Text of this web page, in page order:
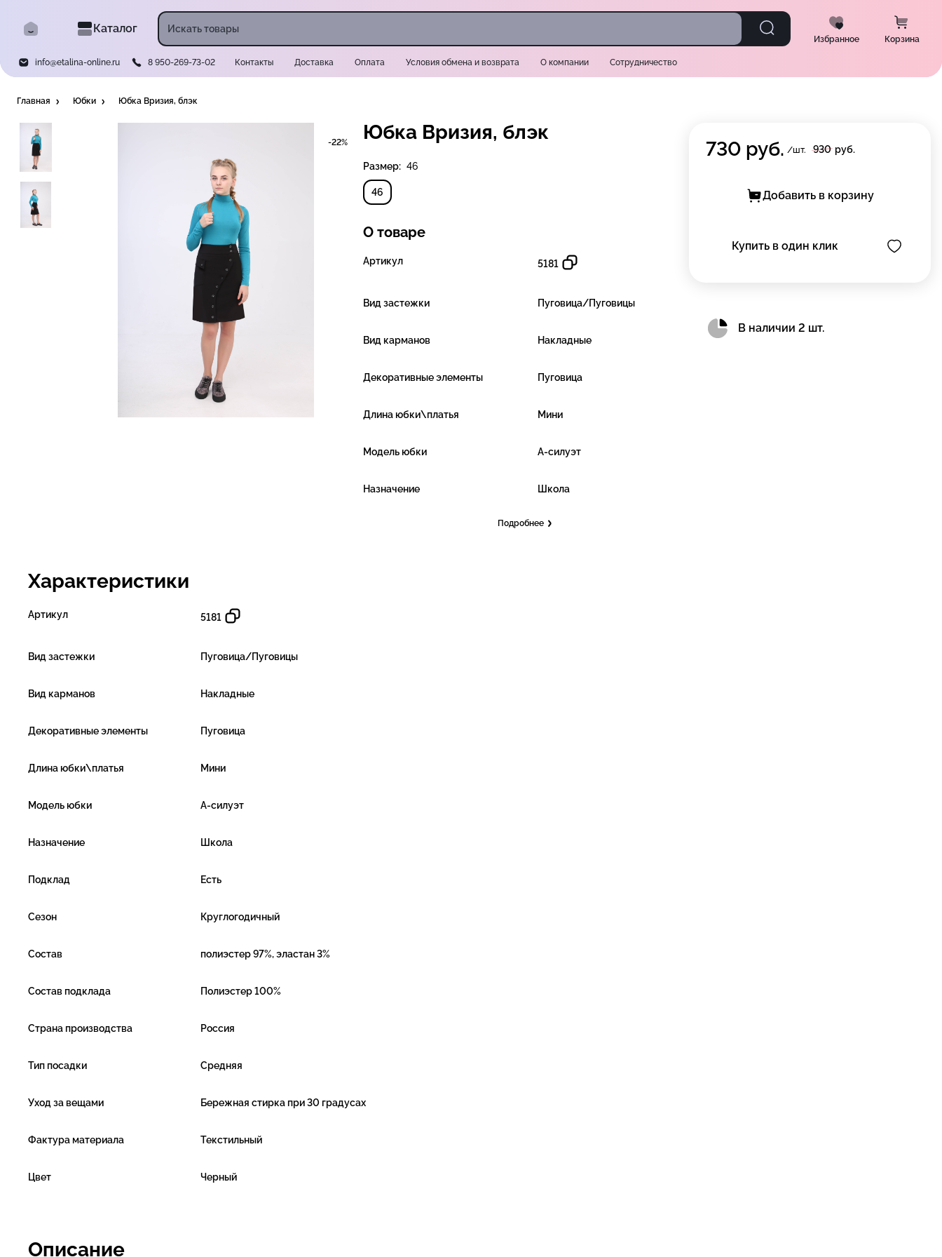
Каталог
Избранное Корзина
info@etalina-online.ru 8 950-269-73-02 Контакты Доставка Оплата Условия обмена и возврата О компании Сотрудничество
Главная Юбки Юбка Вризия, блэк
-22% Юбка Вризия, блэк
Размер: 46
46
О товаре
Артикул 5181
Вид застежки Пуговица/Пуговицы
Вид карманов Накладные
Декоративные элементы Пуговица
Длина юбки\платья Мини
Модель юбки А-силуэт
Назначение Школа
Подробнее
Характеристики
Артикул 5181
Вид застежки Пуговица/Пуговицы
Вид карманов Накладные
Декоративные элементы Пуговица
Длина юбки\платья Мини
Модель юбки А-силуэт
Назначение Школа
Подклад Есть
Сезон Круглогодичный
Состав полиэстер 97%, эластан 3%
Состав подклада Полиэстер 100%
Страна производства Россия
Тип посадки Средняя
Уход за вещами Бережная стирка при 30 градусах
Фактура материала Текстильный
Цвет Черный
Описание
730 руб. /шт. 930 руб.
Добавить в корзину
Купить в один клик
В наличии 2 шт.